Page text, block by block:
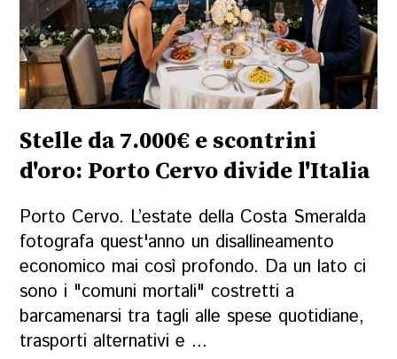
Stelle da 7.000€ e scontrini
d'oro: Porto Cervo divide l'Italia
Porto Cervo. L’estate della Costa Smeralda
fotografa quest'anno un disallineamento
economico mai così profondo. Da un lato ci
sono i "comuni mortali" costretti a
barcamenarsi tra tagli alle spese quotidiane,
trasporti alternativi e ...